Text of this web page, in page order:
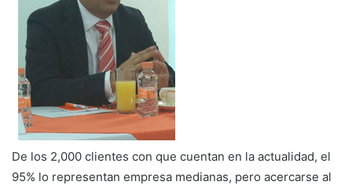
De los 2,000 clientes con que cuentan en la actualidad, el
95% lo representan empresa medianas, pero acercarse al